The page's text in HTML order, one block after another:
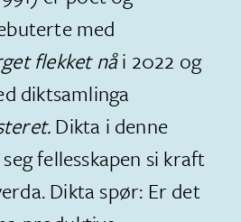
med
flekket nåi 2022 og
diktsamlinga
Dikta i denne
fellesskapen si kraft
Dikta spør: Er det